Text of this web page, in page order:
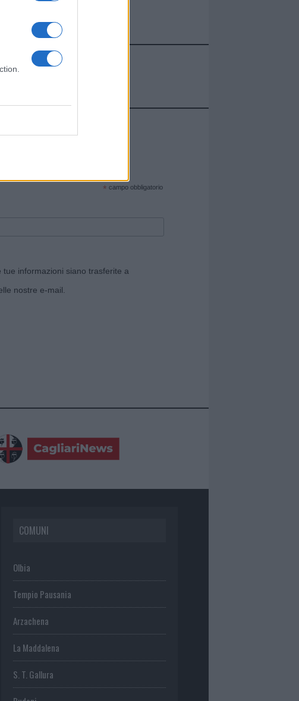
sul sito web!
* campo obbligatorio
informazioni siano trasferite a
nostre e-mail.
COMUNI
Olbia
Tempio Pausania
Arzachena
La Maddalena
S. T. Gallura